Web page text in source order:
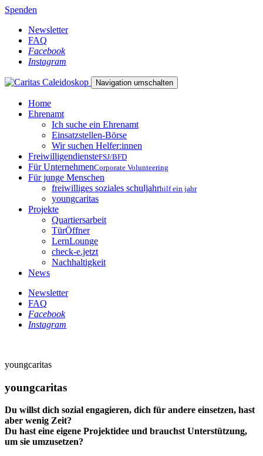
Spenden
Newsletter
FAQ
Facebook
Instagram
Navigation umschalten
Home
Ehrenamt
Ich suche ein Ehrenamt
Einsatzstellen-Börse
Wir suchen Helfer:innen
FreiwilligendiensteFSJ/BFD
Für UnternehmenCorporate Volunteering
Für junge Menschen
freiwilliges soziales schuljahrhilf ein jahr
youngcaritas
Projekte
Quartiersarbeit
TürÖffner
LernLounge
check-e.jetzt
Nachhaltigkeit
News
Newsletter
FAQ
Facebook
Instagram
youngcaritas
youngcaritas
Du willst dich sozial engagieren, dich für andere einsetzen, hast
aber wenig Zeit?
Du hast eine eigene Projektidee und brauchst Unterstützung,
um sie umzusetzen?